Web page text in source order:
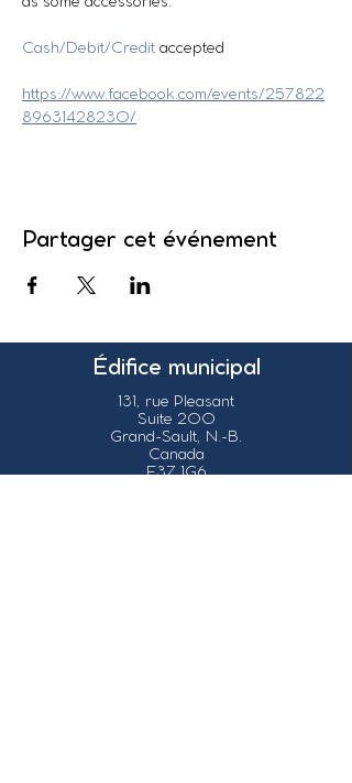
Cash/Debit/Credit accepted
https://www.facebook.com/events/257822
89631428230/
Partager cet événement
Édifice municipal
131, rue Pleasant
Suite 200
Grand-Sault, N.-B.
Canada
E3Z 1G6